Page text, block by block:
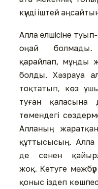
күнді іштей
Алла елшісіне
оңай болмады.
қарайлап, мұңды
болды. Хәзрауа
тоқтатып, көз
туған қаласына
төмендегі
Алланың
құттысысың. Алла
де сенен
жоқ. Кетуге
қоныс іздеп